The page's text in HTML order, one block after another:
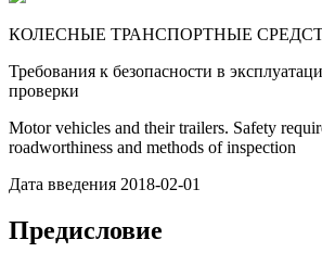
КОЛЕСНЫЕ ТРАНСПОРТНЫЕ
Требования к безопасности в
проверки
Motor vehicles and their trailers. Safety
roadworthiness and methods of inspection
Дата введения 2018-02-01
Предисловие